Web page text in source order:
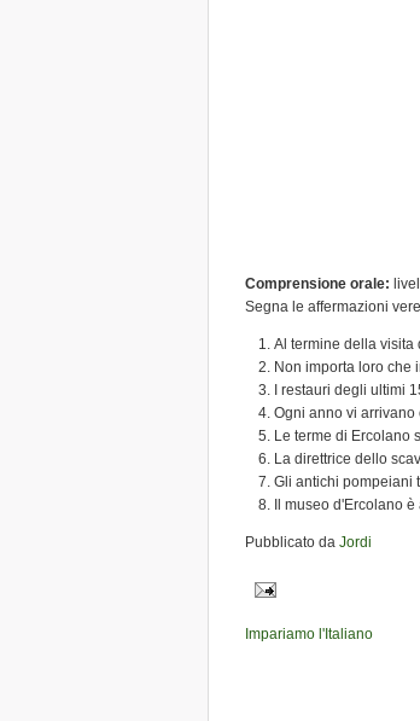
Comprensione orale:
Segna le affermazioni
Al termine della visita
Non importa loro che
I restauri degli ultimi
Ogni anno vi
Le terme di Ercolano
La direttrice dello
Gli antichi pompeiani
Il museo d'Ercolano
Pubblicato da Jordi
Impariamo l'Italiano